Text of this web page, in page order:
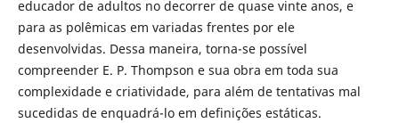
educador de adultos no decorrer de quase vinte anos, e
para as polêmicas em variadas frentes por ele
desenvolvidas. Dessa maneira, torna-se possível
compreender E. P. Thompson e sua obra em toda sua
complexidade e criatividade, para além de tentativas mal
sucedidas de enquadrá-lo em definições estáticas.